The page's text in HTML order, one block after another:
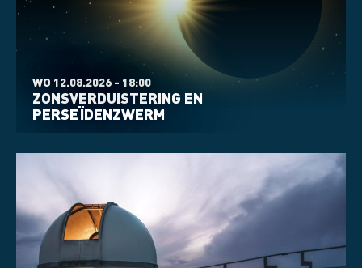
WO 12.08.2026 - 18:00
ZONSVERDUISTERING EN
PERSEÏDENZWERM